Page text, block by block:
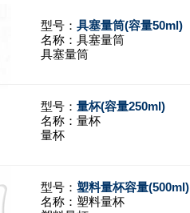
型号： 具塞量筒(容量50ml)
名称： 具塞量筒
具塞量筒
型号： 量杯(容量250ml)
名称： 量杯
量杯
型号： 塑料量杯容量(500ml)
名称： 塑料量杯